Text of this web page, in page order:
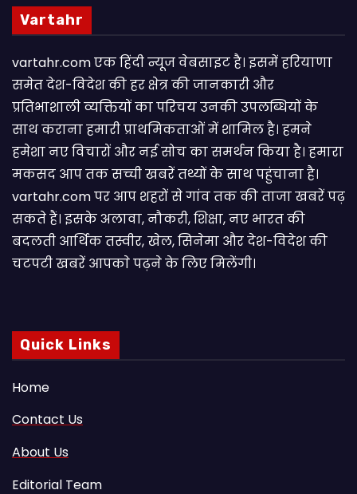
Vartahr
vartahr.com एक हिंदी न्यूज वेबसाइट है। इसमें हरियाणा
समेत देश-विदेश की हर क्षेत्र की जानकारी और
प्रतिभाशाली व्यक्तियों का परिचय उनकी उपलब्धियों के
साथ कराना हमारी प्राथमिकताओं में शामिल है। हमने
हमेशा नए विचारों और नई सोच का समर्थन किया है। हमारा
मकसद आप तक सच्ची खबरें तथ्यों के साथ पहुंचाना है।
vartahr.com पर आप शहरों से गांव तक की ताजा खबरें पढ़
सकते हैं। इसके अलावा, नौकरी, शिक्षा, नए भारत की
बदलती आर्थिक तस्वीर, खेल, सिनेमा और देश-विदेश की
चटपटी खबरें आपकाे पढ़ने के लिए मिलेंगी।
Quick Links
Home
Contact Us
About Us
Editorial Team